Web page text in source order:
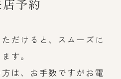
店予約
だけると、スムーズに
す。
は、お手数ですがお電